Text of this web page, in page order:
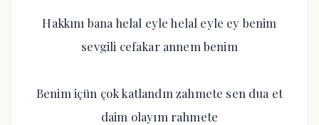
Hakkını bana helal eyle helal eyle ey benim
sevgili cefakar annem benim
Benim içün çok katlandın zahmete sen dua et
daim olayım rahmete